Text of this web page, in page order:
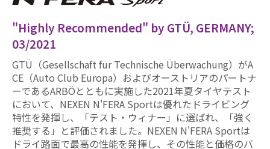
"Highly Recommended" by GTÜ, GERMANY;
03/2021
GTÜ（Gesellschaft für Technische Überwachung）がA
CE（Auto Club Europa）およびオーストリアのパートナ
ーであるARBÖとともに実施した2021年夏タイヤテスト
において、NEXEN N'FERA Sportは優れたドライビング
特性を発揮し、「テスト・ウィナー」に選ばれ、「強く
推奨する」と評価されました。NEXEN N'FERA Sportは
ドライ路面で最高の性能を発揮し、その性能と価格のバ